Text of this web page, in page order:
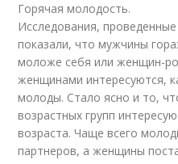
Горячая молодость.
Исследования,
показали, что мужчины
моложе себя или женщин-
женщинами интересуются,
молоды. Стало ясно и то,
возрастных групп
возраста. Чаще всего
партнеров, а женщины